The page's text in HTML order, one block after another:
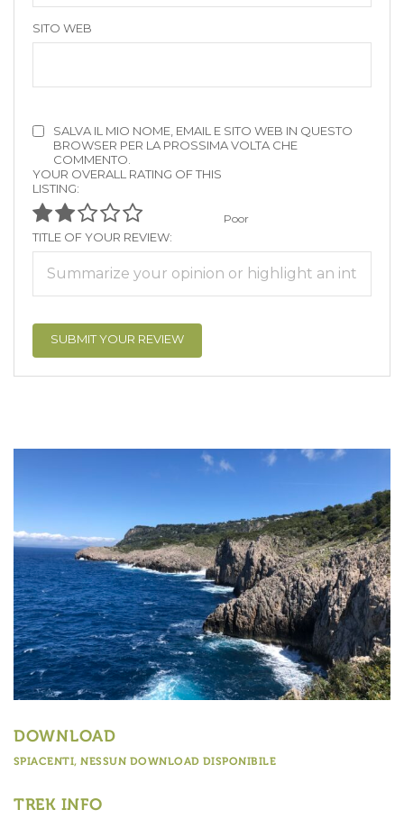
SITO WEB
SALVA IL MIO NOME, EMAIL E SITO WEB IN QUESTO
BROWSER PER LA PROSSIMA VOLTA CHE
COMMENTO.
YOUR OVERALL RATING OF THIS
LISTING:
Poor
TITLE OF YOUR REVIEW:
DOWNLOAD
SPIACENTI, NESSUN DOWNLOAD DISPONIBILE
TREK INFO